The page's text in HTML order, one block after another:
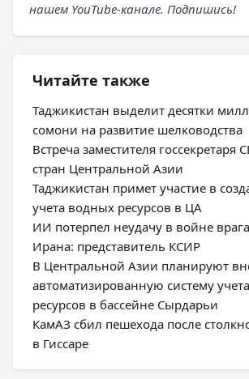
нашем YouTube-канале. Подпишись!
Читайте также
Таджикистан выделит десятки
сомони на развитие шелководства
Встреча заместителя
стран Центральной Азии
Таджикистан примет участие в
учета водных ресурсов в ЦА
ИИ потерпел неудачу в войне
Ирана: представитель КСИР
В Центральной Азии планируют
автоматизированную систему
ресурсов в бассейне Сырдарьи
КамАЗ сбил пешехода после
в Гиссаре